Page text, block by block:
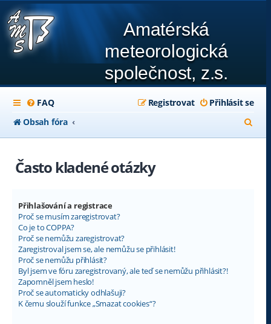
Amatérská
meteorologická
společnost, z.s.
FAQ Přihlásit se
Registrovat
Obsah fóra
l
Často kladené otázky
Přihlašování a registrace
Proč se musím zaregistrovat?
Co je to COPPA?
Proč se nemůžu zaregistrovat?
Zaregistroval jsem se, ale nemůžu se přihlásit!
Proč se nemůžu přihlásit?
Byl jsem ve fóru zaregistrovaný, ale teď se nemůžu přihlásit?!
Zapomněl jsem heslo!
Proč se automaticky odhlašuji?
K čemu slouží funkce „Smazat cookies“?